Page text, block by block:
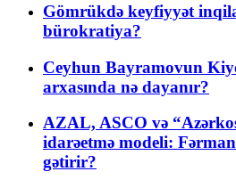
Gömrükdə keyfiyyət
bürokratiya?
Ceyhun Bayramovun
arxasında nə dayanır?
AZAL, ASCO və
idarəetmə modeli:
gətirir?